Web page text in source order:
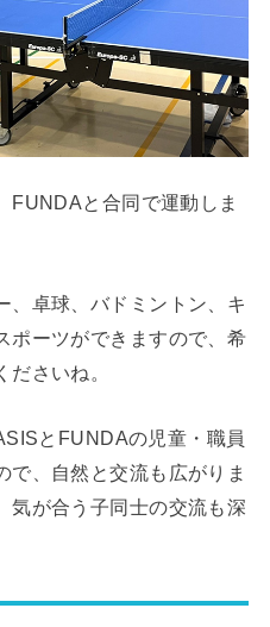
FUNDAと合同で運動しま
、卓球、バドミントン、キ
ポーツができますので、希
さいね。
とFUNDAの児童・職員
で、自然と交流も広がりま
気が合う子同士の交流も深